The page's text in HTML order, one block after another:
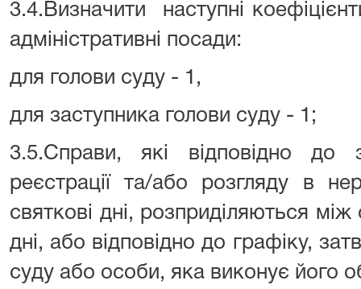
3.4.Визначити наступні
адміністративні посади:
для голови суду - 1,
для заступника голови суду - 1;
3.5.Справи, які відповідно до
реєстрації та/або розгляду в
святкові дні, розприділяються
дні, або відповідно до графіку,
суду або особи, яка виконує його